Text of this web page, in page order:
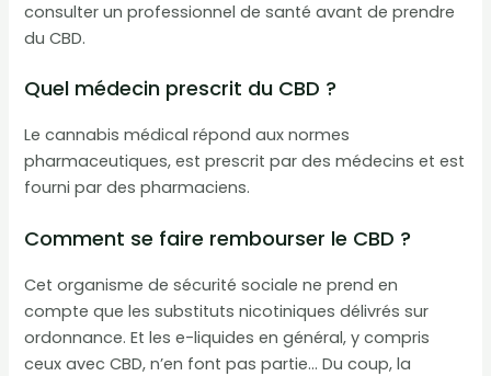
consulter un professionnel de santé avant de prendre
du CBD.
Quel médecin prescrit du CBD ?
Le cannabis médical répond aux normes
pharmaceutiques, est prescrit par des médecins et est
fourni par des pharmaciens.
Comment se faire rembourser le CBD ?
Cet organisme de sécurité sociale ne prend en
compte que les substituts nicotiniques délivrés sur
ordonnance. Et les e-liquides en général, y compris
ceux avec CBD, n’en font pas partie… Du coup, la